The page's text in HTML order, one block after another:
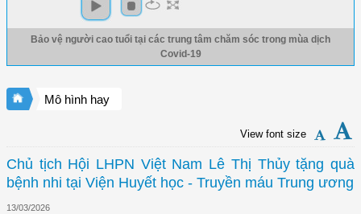
Bảo vệ người cao tuổi tại các trung tâm chăm sóc trong mùa dịch
Covid-19
Mô hình hay
View font size
Chủ tịch Hội LHPN Việt Nam Lê Thị Thủy tặng quà
bệnh nhi tại Viện Huyết học - Truyền máu Trung ương
13/03/2026